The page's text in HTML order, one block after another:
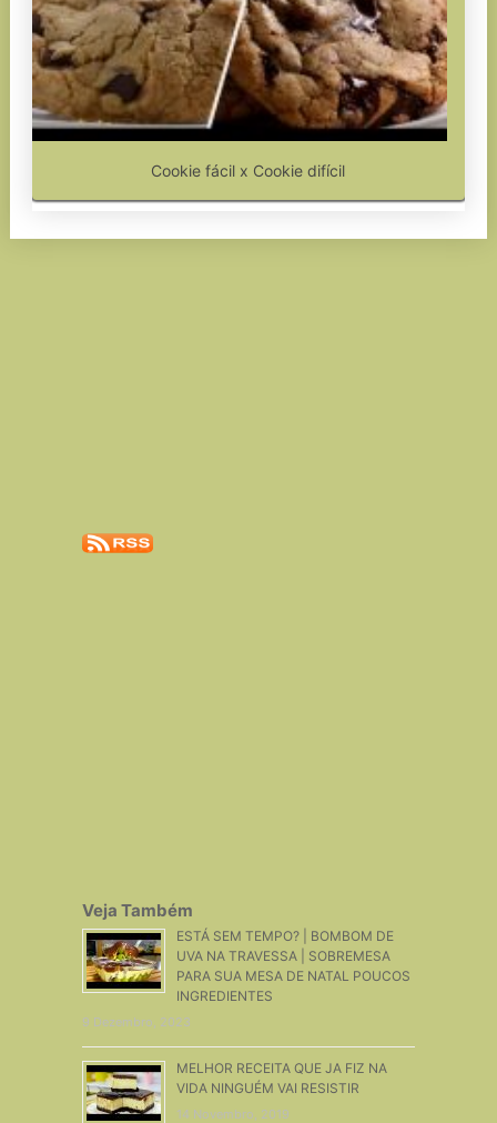
Cookie fácil x Cookie difícil
Veja Também
ESTÁ SEM TEMPO? | BOMBOM DE
UVA NA TRAVESSA | SOBREMESA
PARA SUA MESA DE NATAL POUCOS
INGREDIENTES
9 Dezembro, 2023
MELHOR RECEITA QUE JA FIZ NA
VIDA NINGUÉM VAI RESISTIR
14 Novembro, 2019